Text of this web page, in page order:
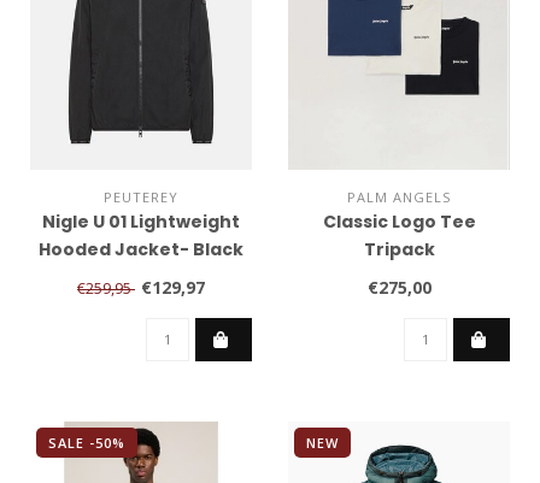
PEUTEREY
Nigle U 01 Lightweight
Hooded Jacket- Black
€259,95 €129,97
PALM ANGELS
Classic Logo Tee
Tripack
€275,00
SALE -50% NEW